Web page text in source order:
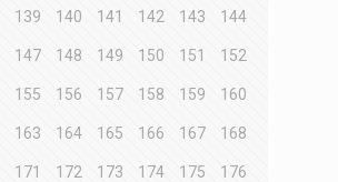
139 140 141 142 143 144
147 148 149 150 151 152
155 156 157 158 159 160
163 164 165 166 167 168
171 172 173 174 175 176